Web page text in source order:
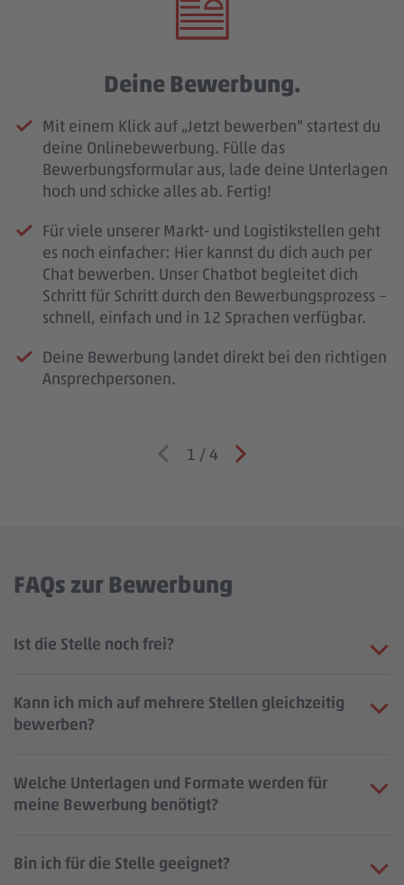
Deine Bewerbung.
Mit einem Klick auf „Jetzt bewerben“ startest du
deine Onlinebewerbung. Fülle das
Bewerbungsformular aus, lade deine Unterlagen
hoch und schicke alles ab. Fertig!
Für viele unserer Markt- und Logistikstellen geht
es noch einfacher: Hier kannst du dich auch per
Chat bewerben. Unser Chatbot begleitet dich
Schritt für Schritt durch den Bewerbungsprozess –
schnell, einfach und in 12 Sprachen verfügbar.
Deine Bewerbung landet direkt bei den richtigen
Ansprechpersonen.
1 / 4
FAQs zur Bewerbung
Ist die Stelle noch frei?
Kann ich mich auf mehrere Stellen gleichzeitig
bewerben?
Welche Unterlagen und Formate werden für
meine Bewerbung benötigt?
Bin ich für die Stelle geeignet?